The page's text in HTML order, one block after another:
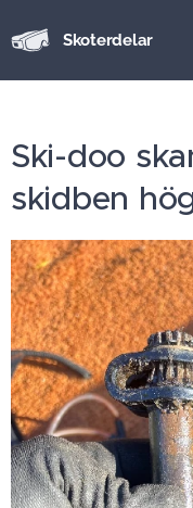
Skoterdelar
Ski-doo
skidben